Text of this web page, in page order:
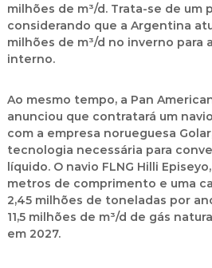
milhões de m³/d. Trata-se de um
considerando que a Argentina
milhões de m³/d no inverno para
interno.
Ao mesmo tempo, a Pan
anunciou que contratará um
com a empresa norueguesa Golar
tecnologia necessária para
líquido. O navio FLNG Hilli Episeyo
metros de comprimento e uma
2,45 milhões de toneladas por
11,5 milhões de m³/d de gás
em 2027.